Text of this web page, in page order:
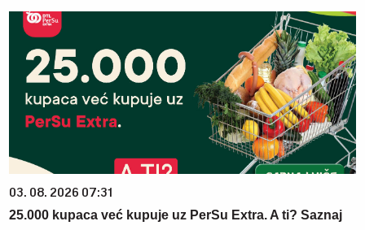
03. 08. 2026 07:31
25.000 kupaca već kupuje uz PerSu Extra. A ti? Saznaj